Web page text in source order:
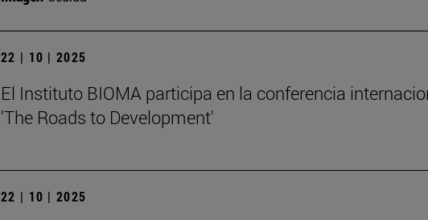
22 | 10 | 2025
El Instituto BIOMA participa en la conferencia
'The Roads to Development'
22 | 10 | 2025